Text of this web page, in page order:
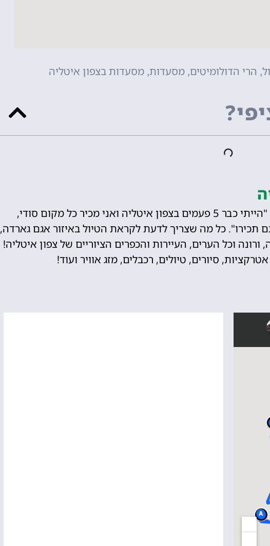
, הרי הדולומיטים, מסעדות, מסעדות בצפון איטליה
לירון המומחה לצפון איטליה - "הייתי כבר 5 פעמים בצפון איטליה ואני מכיר כל מקום סודי,
כל מה שצריך לדעת לקראת הטיול באיזור אגם גארדה,
ורונה וכל הערים, העיירות והכפרים הציוריים של צפון איטליה!
סיורים, טיולים, רכבלים, מזג אוויר ועוד!